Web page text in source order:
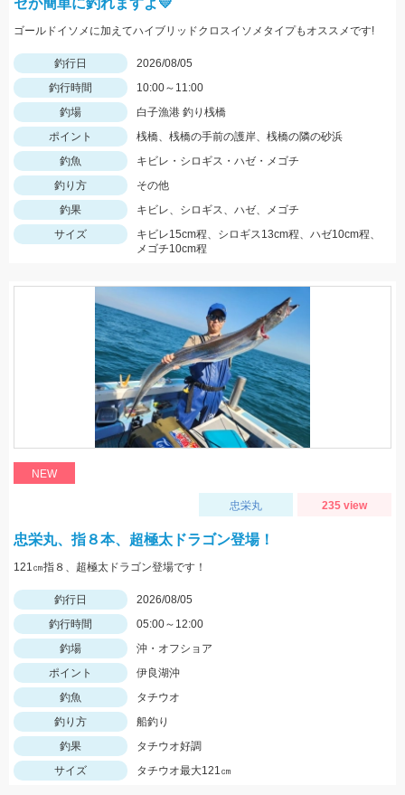
ゼが簡単に釣れますよ💛
ゴールドイソメに加えてハイブリッドクロスイソメタイプもオススメです!
釣行日
2026/08/05
釣行時間
10:00～11:00
釣場
白子漁港 釣り桟橋
ポイント
桟橋、桟橋の手前の護岸、桟橋の隣の砂浜
釣魚
キビレ・シロギス・ハゼ・メゴチ
釣り方
その他
釣果
キビレ、シロギス、ハゼ、メゴチ
サイズ
キビレ15cm程、シロギス13cm程、ハゼ10cm程、
メゴチ10cm程
NEW
忠栄丸 235 view
忠栄丸、指８本、超極太ドラゴン登場！
121㎝指８、超極太ドラゴン登場です！
釣行日
2026/08/05
釣行時間
05:00～12:00
釣場
沖・オフショア
ポイント
伊良湖沖
釣魚
タチウオ
釣り方
船釣り
釣果
タチウオ好調
サイズ
タチウオ最大121㎝